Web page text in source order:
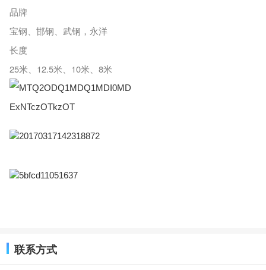
品牌
宝钢、邯钢、武钢，永洋
长度
25米、12.5米、10米、8米
联系方式